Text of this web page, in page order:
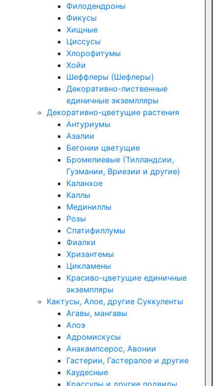
Филодендроны
Фикусы
Хищные
Циссусы
Хлорофитумы
Хойи
Шеффлеры (Шефлеры)
Декоративно-лиственные
единичные экземлляры
Декоративно-цветущие растения
Антуриумы
Азалии
Бегонии цветущие
Бромелиевые (Тилландсии,
Гузмании, Вриезии и другие)
Каланхое
Каллы
Мединиллы
Розы
Спатифиллумы
Фиалки
Хризантемы
Цикламены
Красиво-цветущие единичные
экземпляры
Кактусы, Алое, другие Суккуленты
Агавы, мангавы
Алоэ
Адромискусы
Анакампсерос, Авонии
Гастерии, Гастералое и другие
Каудесные
Крассулы и другие подвиды